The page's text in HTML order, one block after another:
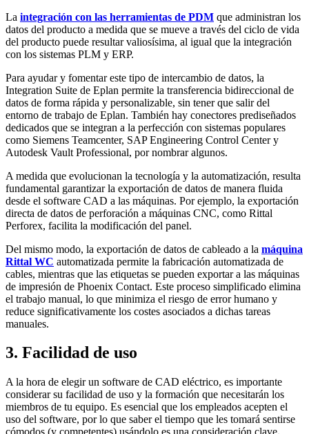
La integración con las herramientas de PDM que administran los
datos del producto a medida que se mueve a través del ciclo de vida
del producto puede resultar valiosísima, al igual que la integración
con los sistemas PLM y ERP.
Para ayudar y fomentar este tipo de intercambio de datos, la
Integration Suite de Eplan permite la transferencia bidireccional de
datos de forma rápida y personalizable, sin tener que salir del
entorno de trabajo de Eplan. También hay conectores prediseñados
dedicados que se integran a la perfección con sistemas populares
como Siemens Teamcenter, SAP Engineering Control Center y
Autodesk Vault Professional, por nombrar algunos.
A medida que evolucionan la tecnología y la automatización, resulta
fundamental garantizar la exportación de datos de manera fluida
desde el software CAD a las máquinas. Por ejemplo, la exportación
directa de datos de perforación a máquinas CNC, como Rittal
Perforex, facilita la modificación del panel.
Del mismo modo, la exportación de datos de cableado a la máquina
Rittal WC automatizada permite la fabricación automatizada de
cables, mientras que las etiquetas se pueden exportar a las máquinas
de impresión de Phoenix Contact. Este proceso simplificado elimina
el trabajo manual, lo que minimiza el riesgo de error humano y
reduce significativamente los costes asociados a dichas tareas
manuales.
3. Facilidad de uso
A la hora de elegir un software de CAD eléctrico, es importante
considerar su facilidad de uso y la formación que necesitarán los
miembros de tu equipo. Es esencial que los empleados acepten el
uso del software, por lo que saber el tiempo que les tomará sentirse